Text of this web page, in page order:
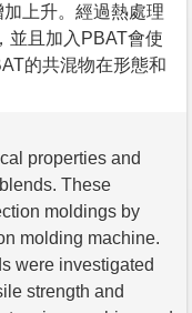
上升。經過熱處理
並且加入PBAT會使
的共混物在形態和
properties and
These
moldings by
molding machine.
were investigated
strength and